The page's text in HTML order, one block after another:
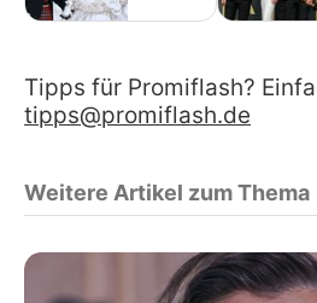
Tipps für Promiflash?
tipps@promiflash.de
Weitere Artikel zum Thema